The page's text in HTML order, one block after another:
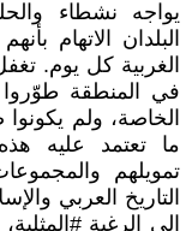
يواجه نشطاء
البلدان الاتهام
الغربية كل يوم.
في المنطقة طوّروا
الخاصة، ولم
ما تعتمد عليه
تمويلهم
التاريخ العربي
إلى الرغبة